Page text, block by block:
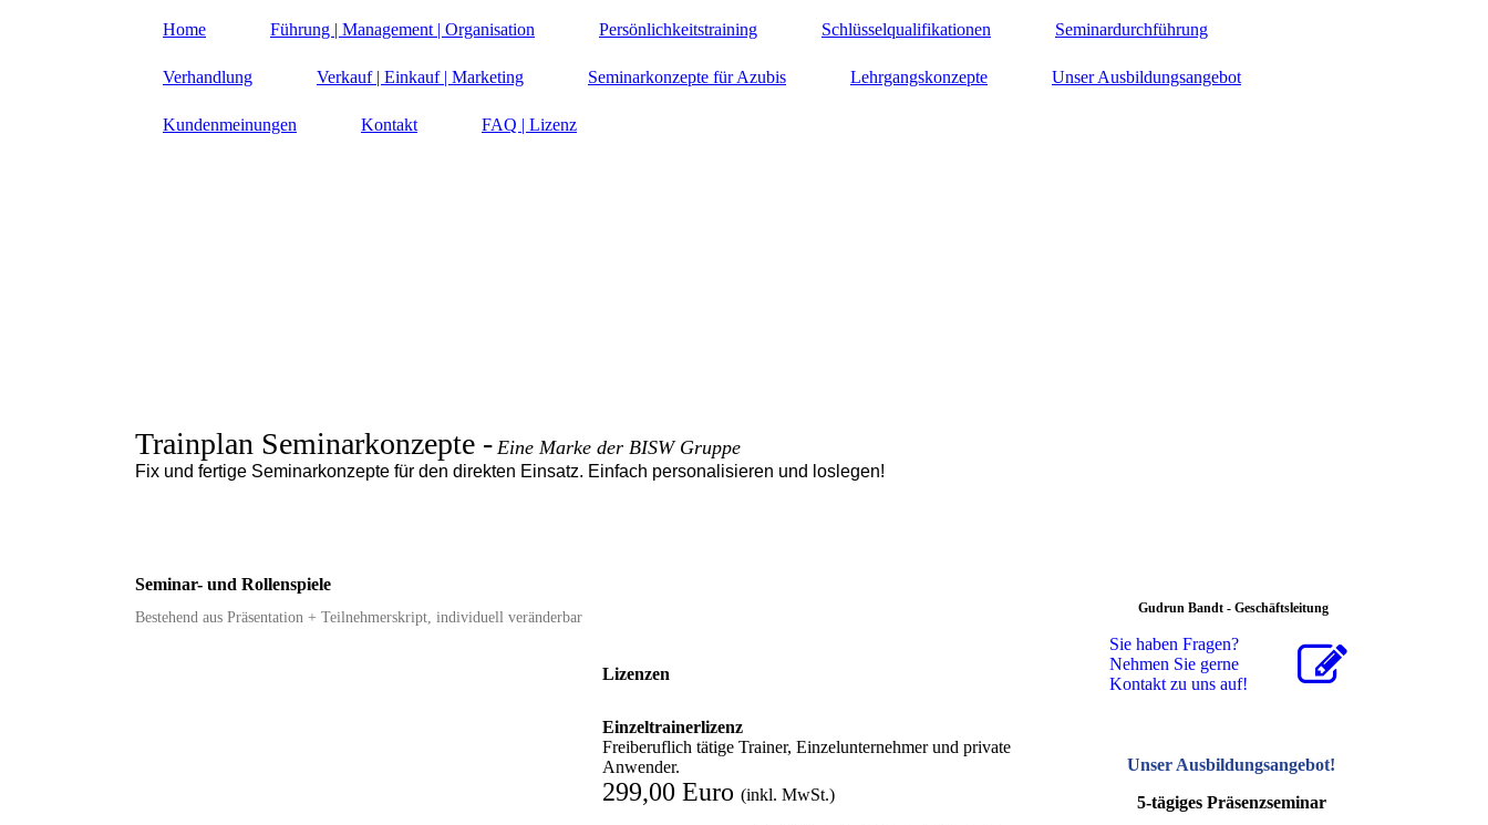
Home Führung | Management | Organisation Persönlichkeitstraining Schlüsselqualifikationen Seminardurchführung
Verhandlung Verkauf | Einkauf | Marketing Seminarkonzepte für Azubis Lehrgangskonzepte Unser Ausbildungsangebot
Kundenmeinungen Kontakt FAQ | Lizenz
Trainplan Seminarkonzepte - Eine Marke der BISW Gruppe
Fix und fertige Seminarkonzepte für den direkten Einsatz. Einfach personalisieren und loslegen!
Seminar- und Rollenspiele
Bestehend aus Präsentation + Teilnehmerskript, individuell veränderbar
Lizenzen
Einzeltrainerlizenz
Freiberuflich tätige Trainer, Einzelunternehmer und private
Anwender.
299,00 Euro (inkl. MwSt.)
Gudrun Bandt - Geschäftsleitung
Sie haben Fragen?
Nehmen Sie gerne
Kontakt zu uns auf!
Unser Ausbildungsangebot!
5-tägiges Präsenzseminar